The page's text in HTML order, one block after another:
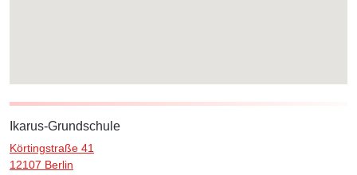
Ikarus-Grundschule
Körtingstraße 41
12107 Berlin